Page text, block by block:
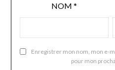
NOM *
Enregistrer mon nom, mon e-
pour mon